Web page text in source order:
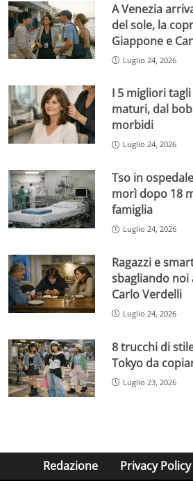
A Venezia
del sole, la
Giappone e
Luglio 24, 2026
I 5 migliori
maturi, dal
morbidi
Luglio 24, 2026
Tso in
morì dopo 18
famiglia
Luglio 24, 2026
Ragazzi e
sbagliando
Carlo Verdelli
Luglio 24, 2026
8 trucchi di
Tokyo da
Luglio 23, 2026
Redazione Privacy Policy